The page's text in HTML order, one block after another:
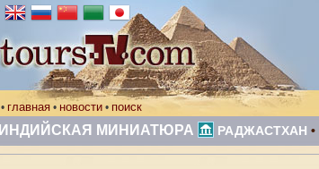
• главная • новости • поиск
ИНДИЙСКАЯ МИНИАТЮРА РАДЖАСТХАН •